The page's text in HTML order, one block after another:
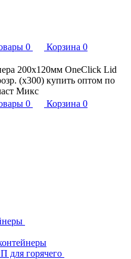
0 Корзина 0
200х120мм OneClick Lid
(х300) купить оптом по
Микс
0 Корзина 0
для горячего